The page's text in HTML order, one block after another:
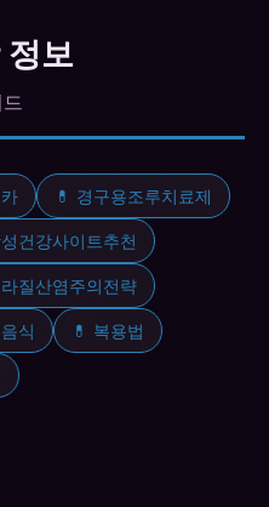
보
💊 경구용조루치료제
성건강사이트추천
질산염주의전략
식
💊 복용법